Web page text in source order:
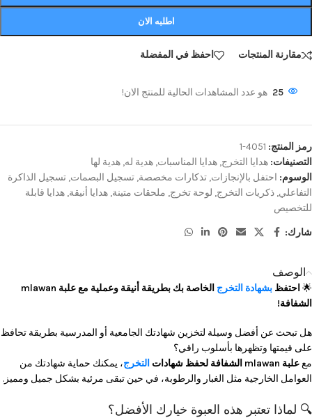
اطلبه الان
مقارنة المنتجات احفظ في المفضلة
25 هو عدد المشاهدات الحالية للمنتج الان!
رمز المنتج: 4051-1
التصنيفات: هدايا التخرج, هدايا المناسبات, هدية له, هدية لها
الوسوم: احتفل بالإنجازات, تذكارات مخصصة, تسجيل البصمات, تسجيل الذاكرة
التفاعلي, ذكريات التخرج, لوحة تخرج, ملحقات متينة, هدايا أنيقة, هدايا قابلة
للتخصيص
شارك:
الوصف
🌟 احتفظ بشهادة التخرج
الخاصة بك بطريقة أنيقة وعملية مع علبة mlawan
الشفافة!
هل تبحث عن أفضل وسيلة لتخزين شهادتك الجامعية أو المدرسية بطريقة تحافظ
على قيمتها وتظهرها بأسلوب راقي؟
مععلبة mlawan الشفافة لحفظ شهادات التخرج، يمكنك حماية شهادتك من
العوامل الخارجية مثل الغبار والرطوبة، في حين تبقى مرئية بشكل جميل ومميز.
🔍 لماذا تعتبر هذه العبوة خيارك الأفضل؟